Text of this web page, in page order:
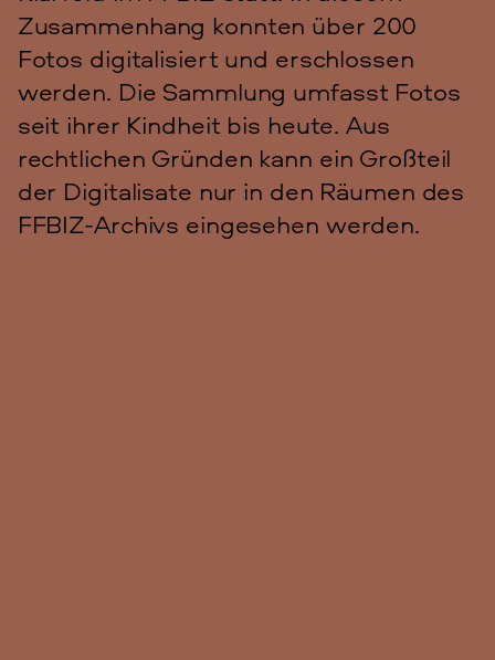
Zusammenhang konnten über 200
Fotos digitalisiert und erschlossen
werden. Die Sammlung umfasst Fotos
seit ihrer Kindheit bis heute. Aus
rechtlichen Gründen kann ein Großteil
der Digitalisate nur in den Räumen des
FFBIZ-Archivs eingesehen werden.